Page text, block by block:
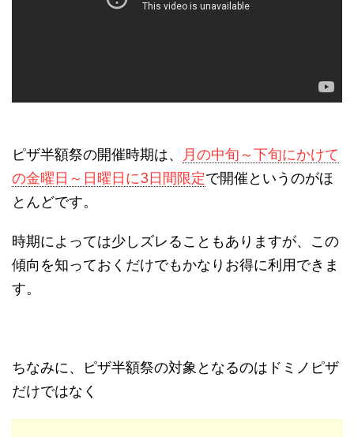
ピザ半額祭の開催時期は、
月の中旬～下旬にかけて
の金曜日～日曜日に3日間限定で開催というのがほ
とんどです。
時期によっては少しズレることもありますが、この
傾向を知っておくだけでもかなりお得に利用できま
す。
ちなみに、ピザ半額祭の対象となるのはドミノピザ
だけではなく